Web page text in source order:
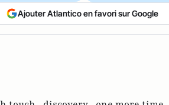
Ajouter Atlantico en favori sur Google